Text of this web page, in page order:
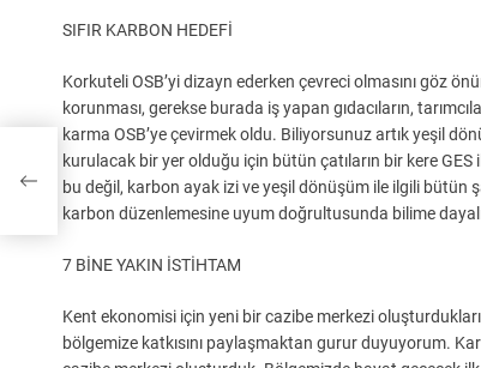
SIFIR KARBON HEDEFİ
Korkuteli OSB’yi dizayn ederken çevreci olmasını göz
korunması, gerekse burada iş yapan gıdacıların,
karma OSB’ye çevirmek oldu. Biliyorsunuz artık yeşil
kurulacak bir yer olduğu için bütün çatıların bir kere
bu değil, karbon ayak izi ve yeşil dönüşüm ile ilgili bütün
karbon düzenlemesine uyum doğrultusunda bilime
7 BİNE YAKIN İSTİHTAM
Kent ekonomisi için yeni bir cazibe merkezi
bölgemize katkısını paylaşmaktan gurur duyuyorum.